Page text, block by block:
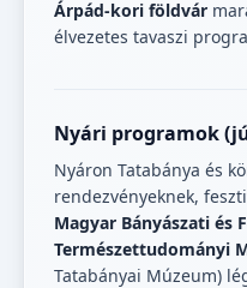
Árpád-kori földvár
élvezetes tavaszi
Nyári programok
Nyáron Tatabánya és
rendezvényeknek,
Magyar Bányászati és
Természettudományi
Tatabányai Múzeum)